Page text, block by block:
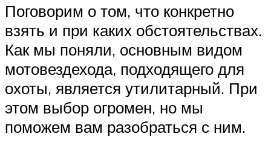
Поговорим о том, что конкретно
взять и при каких обстоятельствах.
Как мы поняли, основным видом
мотовездехода, подходящего для
охоты, является утилитарный. При
этом выбор огромен, но мы
поможем вам разобраться с ним.